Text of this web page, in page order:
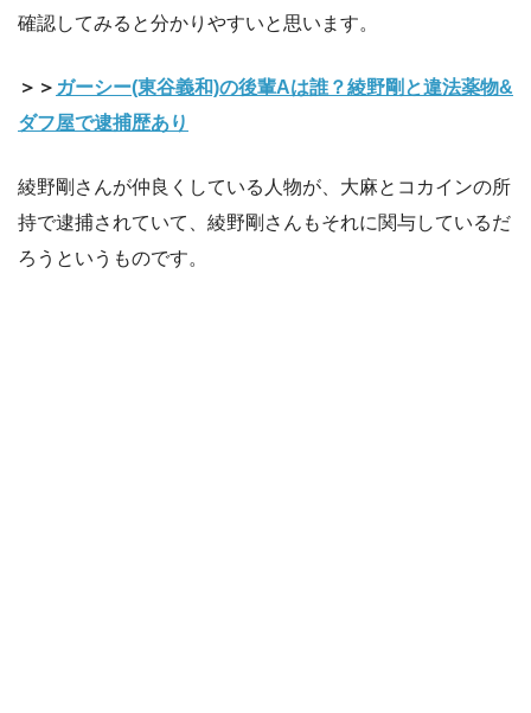
確認してみると分かりやすいと思います。
＞＞ ガーシー(東谷義和)の後輩Aは誰？綾野剛と違法薬物&
ダフ屋で逮捕歴あり
綾野剛さんが仲良くしている人物が、大麻とコカインの所
持で逮捕されていて、綾野剛さんもそれに関与しているだ
ろうというものです。